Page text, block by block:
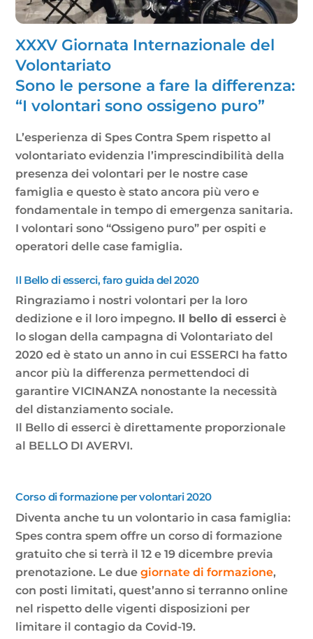
XXXV Giornata Internazionale del
Volontariato
Sono le persone a fare la differenza:
“I volontari sono ossigeno puro”
L’esperienza di Spes Contra Spem rispetto al
volontariato evidenzia l’imprescindibilità della
presenza dei volontari per le nostre case
famiglia e questo è stato ancora più vero e
fondamentale in tempo di emergenza sanitaria.
I volontari sono “Ossigeno puro” per ospiti e
operatori delle case famiglia.
Il Bello di esserci, faro guida del 2020
Ringraziamo i nostri volontari per la loro
dedizione e il loro impegno. Il bello di esserci è
lo slogan della campagna di Volontariato del
2020 ed è stato un anno in cui ESSERCI ha fatto
ancor più la differenza permettendoci di
garantire VICINANZA nonostante la necessità
del distanziamento sociale.
Il Bello di esserci è direttamente proporzionale
al BELLO DI AVERVI.
Corso di formazione per volontari 2020
Diventa anche tu un volontario in casa famiglia:
Spes contra spem offre un corso di formazione
gratuito che si terrà il 12 e 19 dicembre previa
prenotazione. Le duegiornate di formazione,
con posti limitati, quest’anno si terranno online
nel rispetto delle vigenti disposizioni per
limitare il contagio da Covid-19.